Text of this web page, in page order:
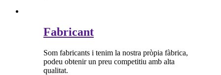
Fabricant
Som fabricants i tenim la nostra pròpia fàbrica,
podeu obtenir un preu competitiu amb alta
qualitat.